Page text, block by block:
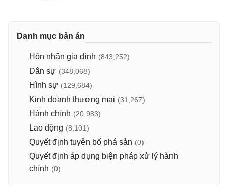
Danh mục bản án
Hôn nhân gia đình (843,252)
Dân sự (348,068)
Hình sự (129,684)
Kinh doanh thương mại (31,267)
Hành chính (20,983)
Lao động (8,101)
Quyết định tuyên bố phá sản (0)
Quyết định áp dụng biện pháp xử lý hành
chính (0)